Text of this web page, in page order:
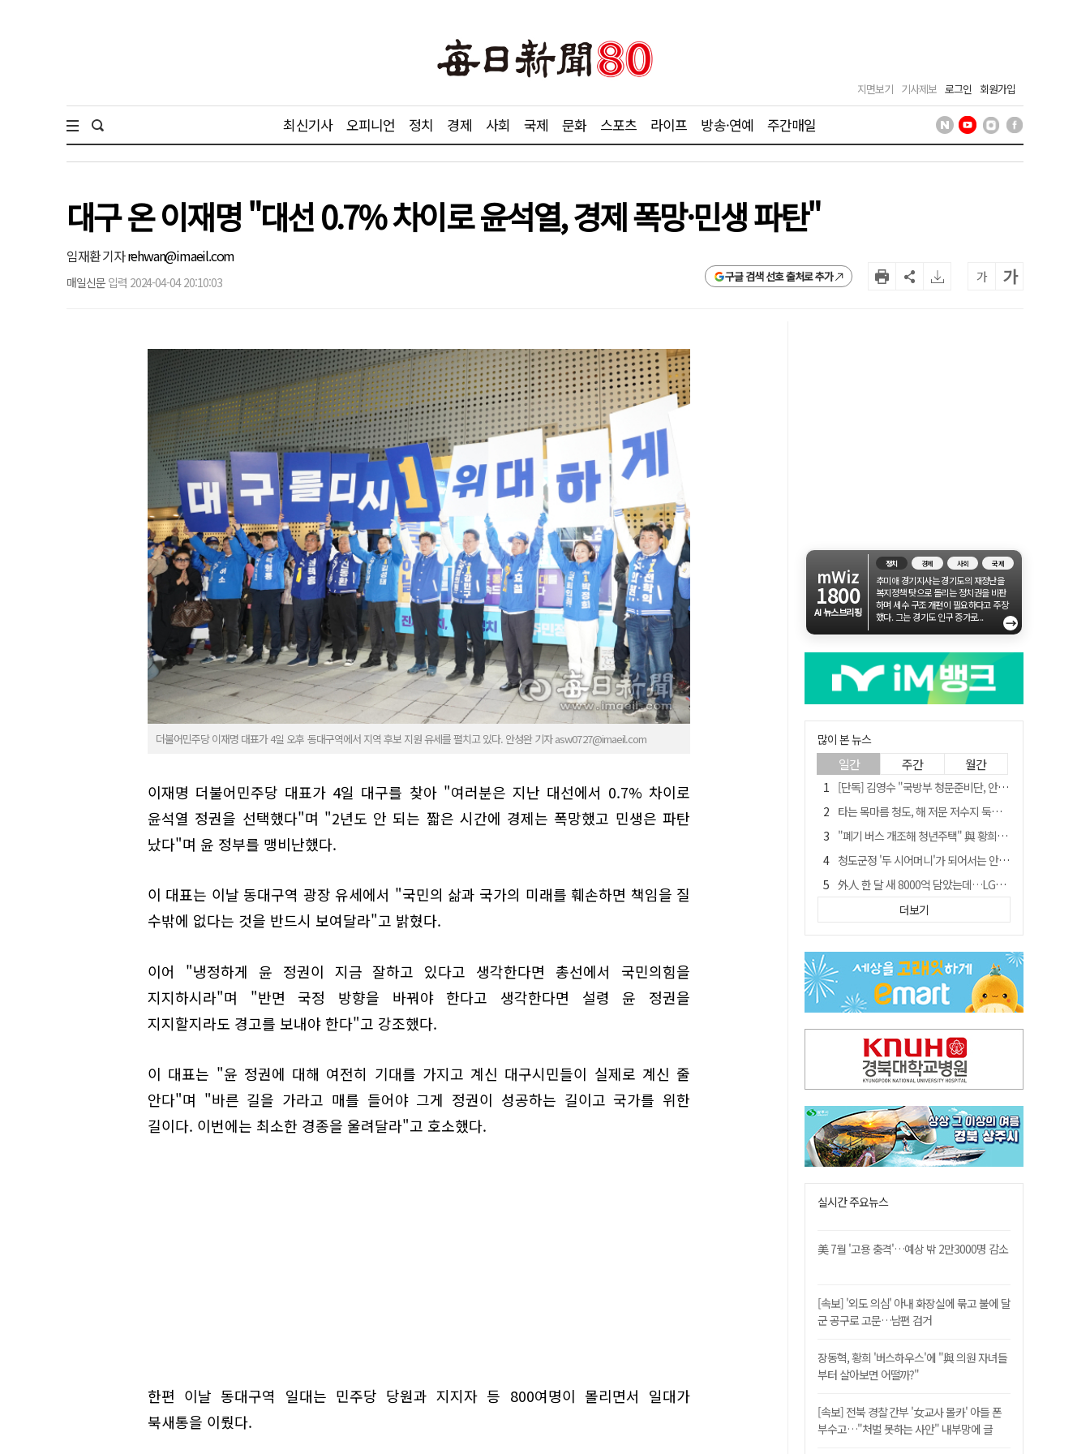
지면보기 기사제보 로그인 회원가입
최신기사 오피니언 정치 경제 사회 국제 문화 스포츠 라이프 방송·연예 주간매일
대구 온 이재명 "대선 0.7% 차이로 윤석열, 경제 폭망·민생 파탄"
임재환 기자rehwan@imaeil.com
매일신문 입력 2024-04-04 20:10:03 구글 검색 선호 출처로 추가 가 가
더불어민주당 이재명 대표가 4일 오후 동대구역에서 지역 후보 지원 유세를 펼치고 있다. 안성완 기자 asw0727@imaeil.com
이재명 더불어민주당 대표가 4일 대구를 찾아 "여러분은 지난 대선에서 0.7% 차이로
윤석열 정권을 선택했다"며 "2년도 안 되는 짧은 시간에 경제는 폭망했고 민생은 파탄
났다"며 윤 정부를 맹비난했다.
이 대표는 이날 동대구역 광장 유세에서 "국민의 삶과 국가의 미래를 훼손하면 책임을 질
수밖에 없다는 것을 반드시 보여달라"고 밝혔다.
이어 "냉정하게 윤 정권이 지금 잘하고 있다고 생각한다면 총선에서 국민의힘을
지지하시라"며 "반면 국정 방향을 바꿔야 한다고 생각한다면 설령 윤 정권을
지지할지라도 경고를 보내야 한다"고 강조했다.
이 대표는 "윤 정권에 대해 여전히 기대를 가지고 계신 대구시민들이 실제로 계신 줄
안다"며 "바른 길을 가라고 매를 들어야 그게 정권이 성공하는 길이고 국가를 위한
길이다. 이번에는 최소한 경종을 울려달라"고 호소했다.
한편 이날 동대구역 일대는 민주당 당원과 지지자 등 800여명이 몰리면서 일대가
북새통을 이뤘다.
mWiz
1800
AI 뉴스브리핑
정치 경제 사회 국제
추미애 경기지사는 경기도의 재정난을
복지정책 탓으로 돌리는 정치권을 비판
하며 세수 구조 개편이 필요하다고 주장
했다. 그는 경기도 인구 증가로...
→
많이 본 뉴스
일간 주간 월간
[단독] 김영수 "국방부 청문준비단, 안규백 탈영 알고있었다"
타는 목마름 청도, 해 저문 저수지 둑에 군수가 서 있었다
"폐기 버스 개조해 청년주택" 與 황희…'딸 학비는 年 4200만원'
청도군정 '두 시어머니'가 되어서는 안된다
外人 한 달 새 8000억 담았는데…LG이노텍 목표주가는 왜 엇갈릴까
임시휴업 들어갔던 홈플러스 영주점, 7일 영업 재개…지하 1층만 운영
SK하이닉스, 주당 375원 분기 배당 공시…"3분기 중 주주환원 방안 확정"
이의준 전 경북도 새마을봉사과장, 제28대 울릉군 부군수 취임
"상법개정해도 주주가 '봉'"…하이닉스 솔리다임 상장설에 술렁[개미와글와글]
더보기
실시간 주요뉴스
美 7월 '고용 충격'…예상 밖 2만3000명 감소
[속보] '외도 의심' 아내 화장실에 묶고 불에 달
군 공구로 고문…남편 검거
장동혁, 황희 '버스하우스'에 "與 의원 자녀들
부터 살아보면 어떨까?"
[속보] 전북 경찰 간부 '女교사 몰카' 아들 폰
부수고…"처벌 못하는 사안" 내부망에 글